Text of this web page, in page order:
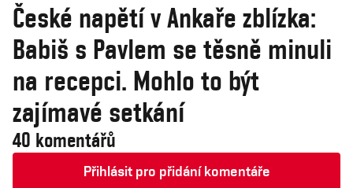
České napětí v Ankaře zblízka:
Babiš s Pavlem se těsně minuli
na recepci. Mohlo to být
zajímavé setkání
40 komentářů
Přihlásit pro přidání komentáře